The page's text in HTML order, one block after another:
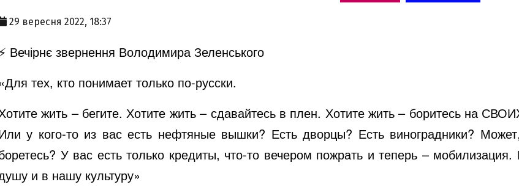
e
o
29 вересня 2022, 18:37
Вечірнє звернення Володимира Зеленського
тех, кто понимает только по-русски.
жить – бегите. Хотите жить – сдавайтесь в плен. Хотите жить – боритесь на
у кого-то из вас есть нефтяные вышки? Есть дворцы? Есть виноградники?
У вас есть только кредиты, что-то вечером пожрать и теперь –
и в нашу культуру»